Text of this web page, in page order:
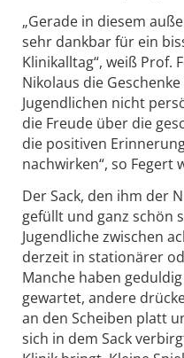
„Gerade in diesem
sehr dankbar für ein
Klinikalltag“, weiß Prof.
Nikolaus die
Jugendlichen nicht
die Freude über die
die positiven
nachwirken“, so Fegert
Der Sack, den ihm der
gefüllt und ganz schön
Jugendliche zwischen
derzeit in stationärer
Manche haben
gewartet, andere
an den Scheiben platt
sich in dem Sack